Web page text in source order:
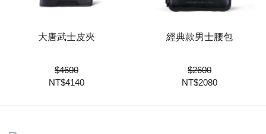
大唐武士皮夾
$4600
NT$4140
經典款男士腰包
$2600
NT$2080